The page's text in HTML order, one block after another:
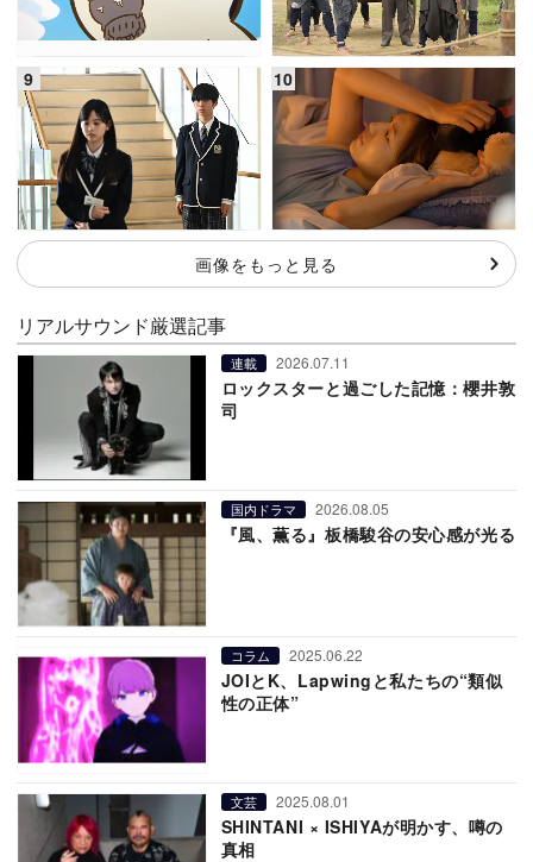
画像をもっと見る
リアルサウンド厳選記事
連載 2026.07.11
ロックスターと過ごした記憶：櫻井敦
司
国内ドラマ 2026.08.05
『風、薫る』板橋駿谷の安心感が光る
コラム 2025.06.22
JOIとK、Lapwingと私たちの“類似
性の正体”
文芸 2025.08.01
SHINTANI × ISHIYAが明かす、噂の
真相